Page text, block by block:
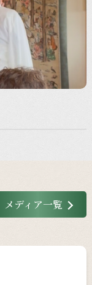
メディア一覧